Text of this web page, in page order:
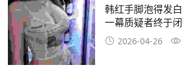
韩红手脚泡得发
一幕质疑者终于
2026-04-26